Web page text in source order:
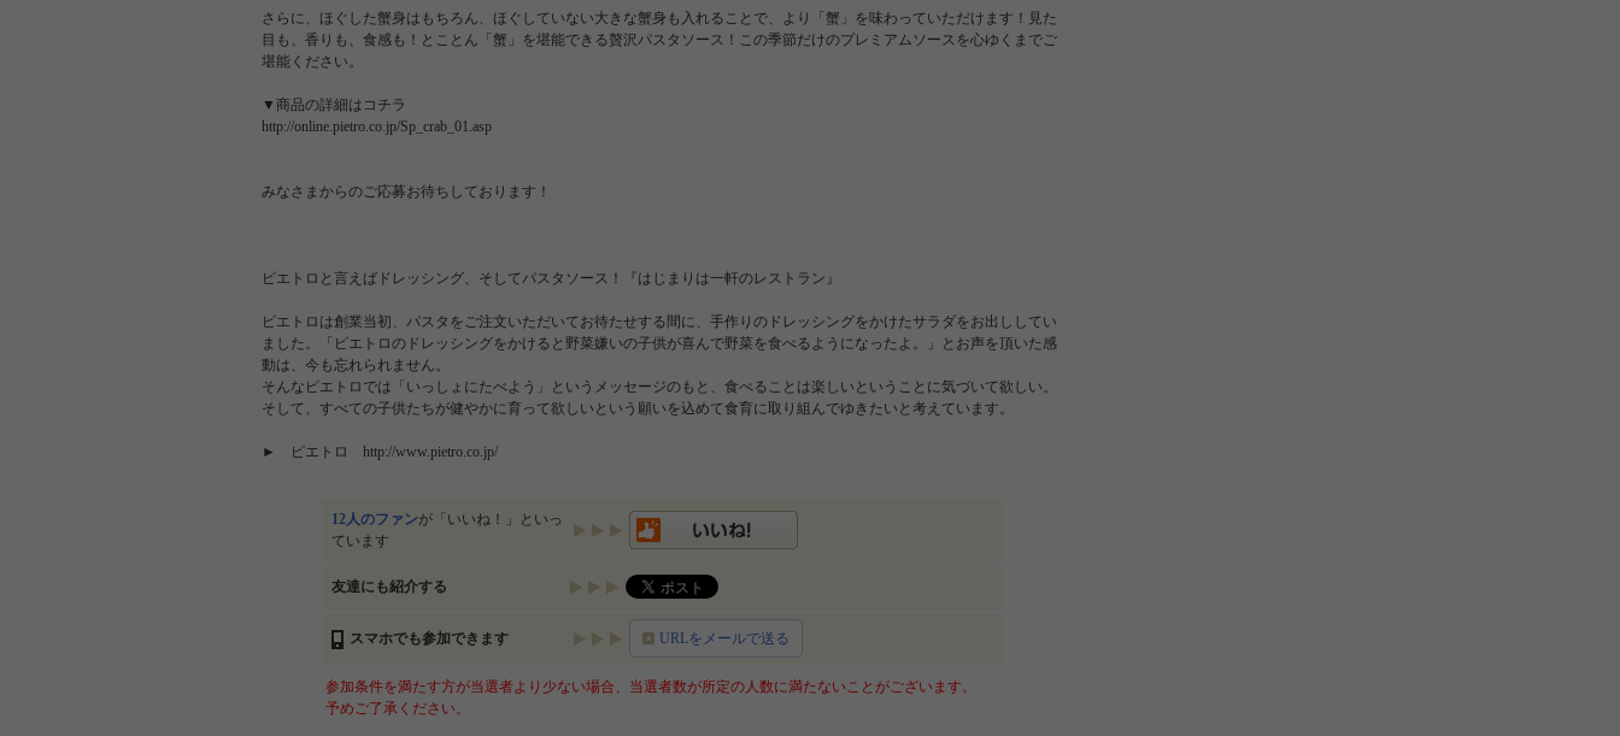
さらに、ほぐした蟹身はもちろん、ほぐしていない大きな蟹身も入れることで、より「蟹」を味わっていただけます！見た
目も、香りも、食感も！とことん「蟹」を堪能できる贅沢パスタソース！この季節だけのプレミアムソースを心ゆくまでご
堪能ください。
▼商品の詳細はコチラ
http://online.pietro.co.jp/Sp_crab_01.asp
みなさまからのご応募お待ちしております！
ピエトロと言えばドレッシング、そしてパスタソース！『はじまりは一軒のレストラン』
ピエトロは創業当初、パスタをご注文いただいてお待たせする間に、手作りのドレッシングをかけたサラダをお出ししてい
ました。「ピエトロのドレッシングをかけると野菜嫌いの子供が喜んで野菜を食べるようになったよ。」とお声を頂いた感
動は、今も忘れられません。
そんなピエトロでは「いっしょにたべよう」というメッセージのもと、食べることは楽しいということに気づいて欲しい。
そして、すべての子供たちが健やかに育って欲しいという願いを込めて食育に取り組んでゆきたいと考えています。
► ピエトロ http://www.pietro.co.jp/
12人のファンが「いいね！」といっ
ています
友達にも紹介する
スマホでも参加できます URLをメールで送る
参加条件を満たす方が当選者より少ない場合、当選者数が所定の人数に満たないことがございます。
予めご了承ください。